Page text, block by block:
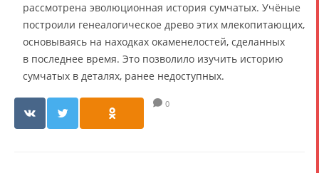
рассмотрена эволюционная история сумчатых. Учёные
построили генеалогическое древо этих млекопитающих,
основываясь на находках окаменелостей, сделанных
в последнее время. Это позволило изучить историю
сумчатых в деталях, ранее недоступных.
0